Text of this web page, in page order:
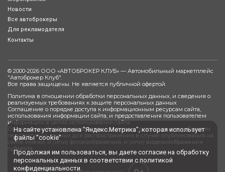
На сайте установлена "Яндекс.Метрика", которая использует
файлы "cookie"
Продолжая им пользоваться, вы даете согласие на обработку
персональных данных в соответствии сполитикой
конфиденциальности.
Новости
Все автоброкеры
Для рекламодателя
Контакты
© 2000-2026 ООО «АВТОБРОКЕР КЛУБ» — Автомобильный маркетплейс
"Автоброкер Клуб".
Все права защищены. Не является публичной офертой.
Политика в отношении обработки персональных данных, и сведения о
реализуемых требованиях к защите персональных данных
Соглашение о порядке доступа к информационным ресурсам сайта,
использования информации сайта, и предоставления пользователем
информации в целях использования сайта
Согласие на обработку персональных данных, разрешенных субъектом
персональных данных для распространения в случае опубликования на
сайте имени, и (или) фотоизображения, и (или) видеоизображения
субъекта